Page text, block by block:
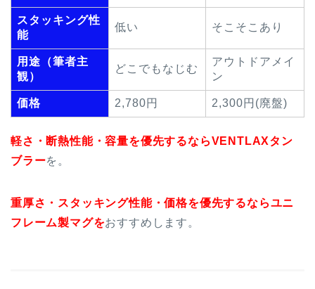
スタッキング性
能
低い そこそこあり
用途（筆者主
観）
どこでもなじむ
アウトドアメイ
ン
価格 2,780円 2,300円(廃盤)
軽さ・断熱性能・容量を優先するならVENTLAXタン
ブラーを。
重厚さ・スタッキング性能・価格を優先するならユニ
フレーム製マグをおすすめします。